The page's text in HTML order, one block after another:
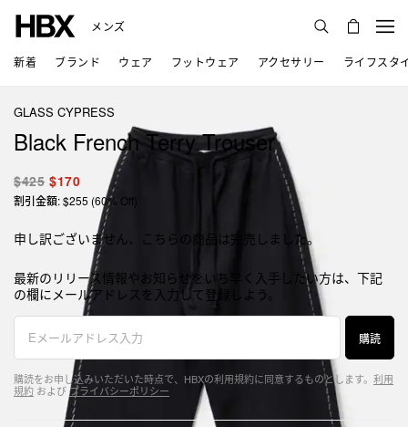
メンズ
新着 ブランド ウェア フットウェア アクセサリー ライフスタ
GLASS CYPRESS
Black French Terry Trouser
$425 $170
割引金額: $255 (60% Off)
申し訳ございません、こちらの商品は完売しました。
最新のリリース情報やお知らせをいち早く入手したい方は、下記
の欄にメールアドレスを入力して登録しよう。
購読
購読をお申し込みいただいた時点で、HBXの利用規約に同意するものとします。 利用
規約 およびプライバシーポリシー